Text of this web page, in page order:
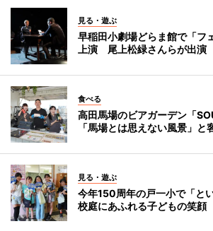
見る・遊ぶ
早稲田小劇場どらま館で「フ
上演 尾上松緑さんらが出演
食べる
高田馬場のビアガーデン「
「馬場とは思えない風景」と
見る・遊ぶ
今年150周年の戸一小で「と
校庭にあふれる子どもの笑顔